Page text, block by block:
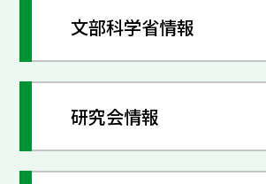
文部科学省情報
研究会情報